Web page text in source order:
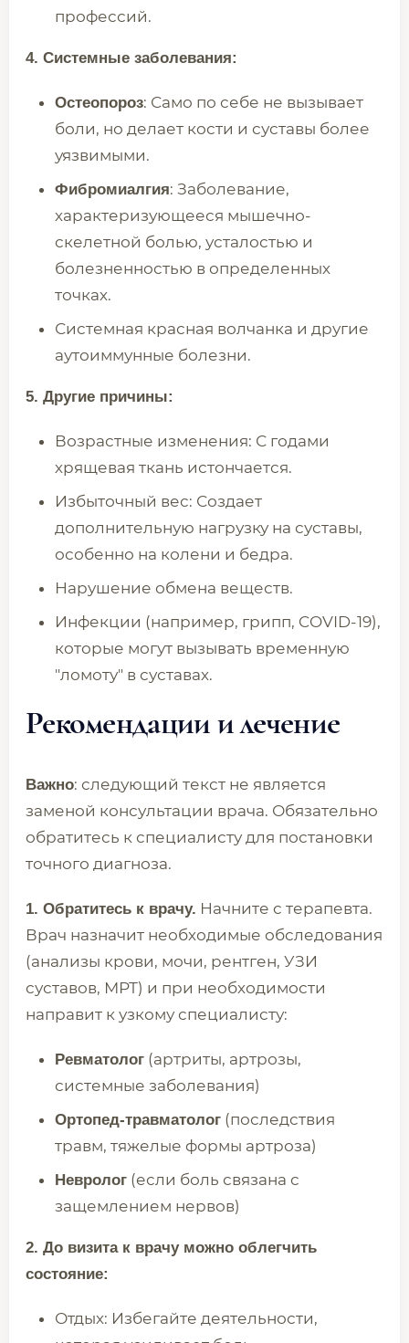
профессий.
4. Системные заболевания:
Остеопороз: Само по себе не вызывает
боли, но делает кости и суставы более
уязвимыми.
Фибромиалгия: Заболевание,
характеризующееся мышечно-
скелетной болью, усталостью и
болезненностью в определенных
точках.
Системная красная волчанка и другие
аутоиммунные болезни.
5. Другие причины:
Возрастные изменения: С годами
хрящевая ткань истончается.
Избыточный вес: Создает
дополнительную нагрузку на суставы,
особенно на колени и бедра.
Нарушение обмена веществ.
Инфекции (например, грипп, COVID-19),
которые могут вызывать временную
"ломоту" в суставах.
Рекомендации и лечение
Важно: следующий текст не является
заменой консультации врача. Обязательно
обратитесь к специалисту для постановки
точного диагноза.
1. Обратитесь к врачу. Начните с терапевта.
Врач назначит необходимые обследования
(анализы крови, мочи, рентген, УЗИ
суставов, МРТ) и при необходимости
направит к узкому специалисту:
Ревматолог (артриты, артрозы,
системные заболевания)
Ортопед-травматолог (последствия
травм, тяжелые формы артроза)
Невролог (если боль связана с
защемлением нервов)
2. До визита к врачу можно облегчить
состояние:
Отдых: Избегайте деятельности,